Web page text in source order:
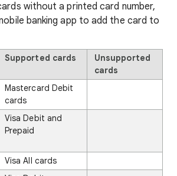
without a printed card number,
banking app to add the card to
Supported cards
Unsupported
cards
Mastercard Debit
cards
Visa Debit and
Prepaid
Visa All cards